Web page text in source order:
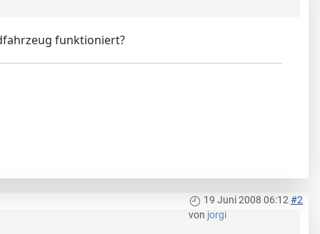
funktioniert?
19 Juni 2008 06:12#2
von jorgi